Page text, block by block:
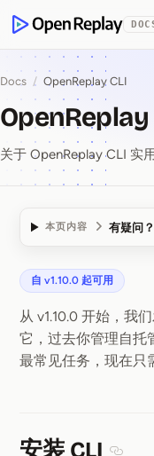
OpenReplay
Docs / OpenReplay CLI
OpenReplay
关于 OpenReplay CLI 实
本页内容 有疑问？
自 v1.10.0 起可用
从 v1.10.0 开始，我
它，过去你管理自托
最常见任务，现在只
安装 CLI